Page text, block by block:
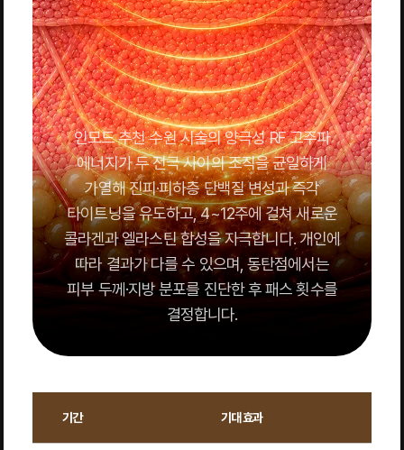
인모드 추천 수원 시술의 양극성 RF 고주파
에너지가 두 전극 사이의 조직을 균일하게
가열해 진피·피하층 단백질 변성과 즉각
타이트닝을 유도하고, 4~12주에 걸쳐 새로운
콜라겐과 엘라스틴 합성을 자극합니다. 개인에
따라 결과가 다를 수 있으며, 동탄점에서는
피부 두께·지방 분포를 진단한 후 패스 횟수를
결정합니다.
기간 기대 효과